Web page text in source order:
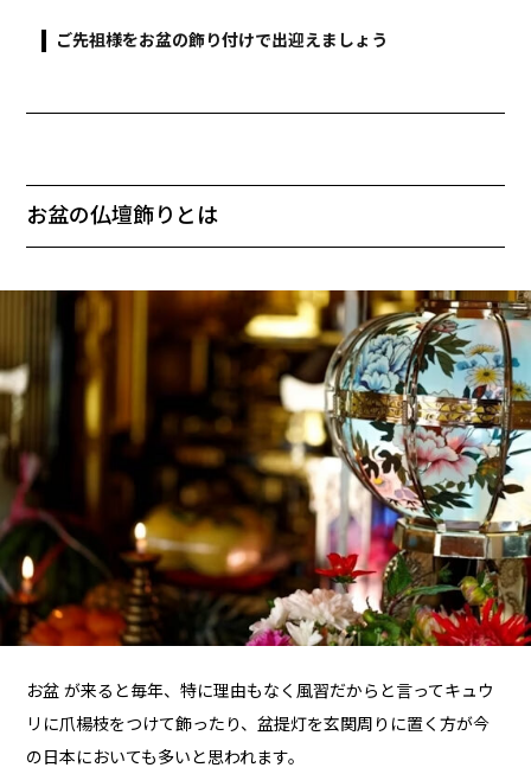
ご先祖様をお盆の飾り付けで出迎えましょう
お盆の仏壇飾りとは
お盆 が来ると毎年、特に理由もなく風習だからと言ってキュウ
リに爪楊枝をつけて飾ったり、盆提灯を玄関周りに置く方が今
の日本においても多いと思われます。